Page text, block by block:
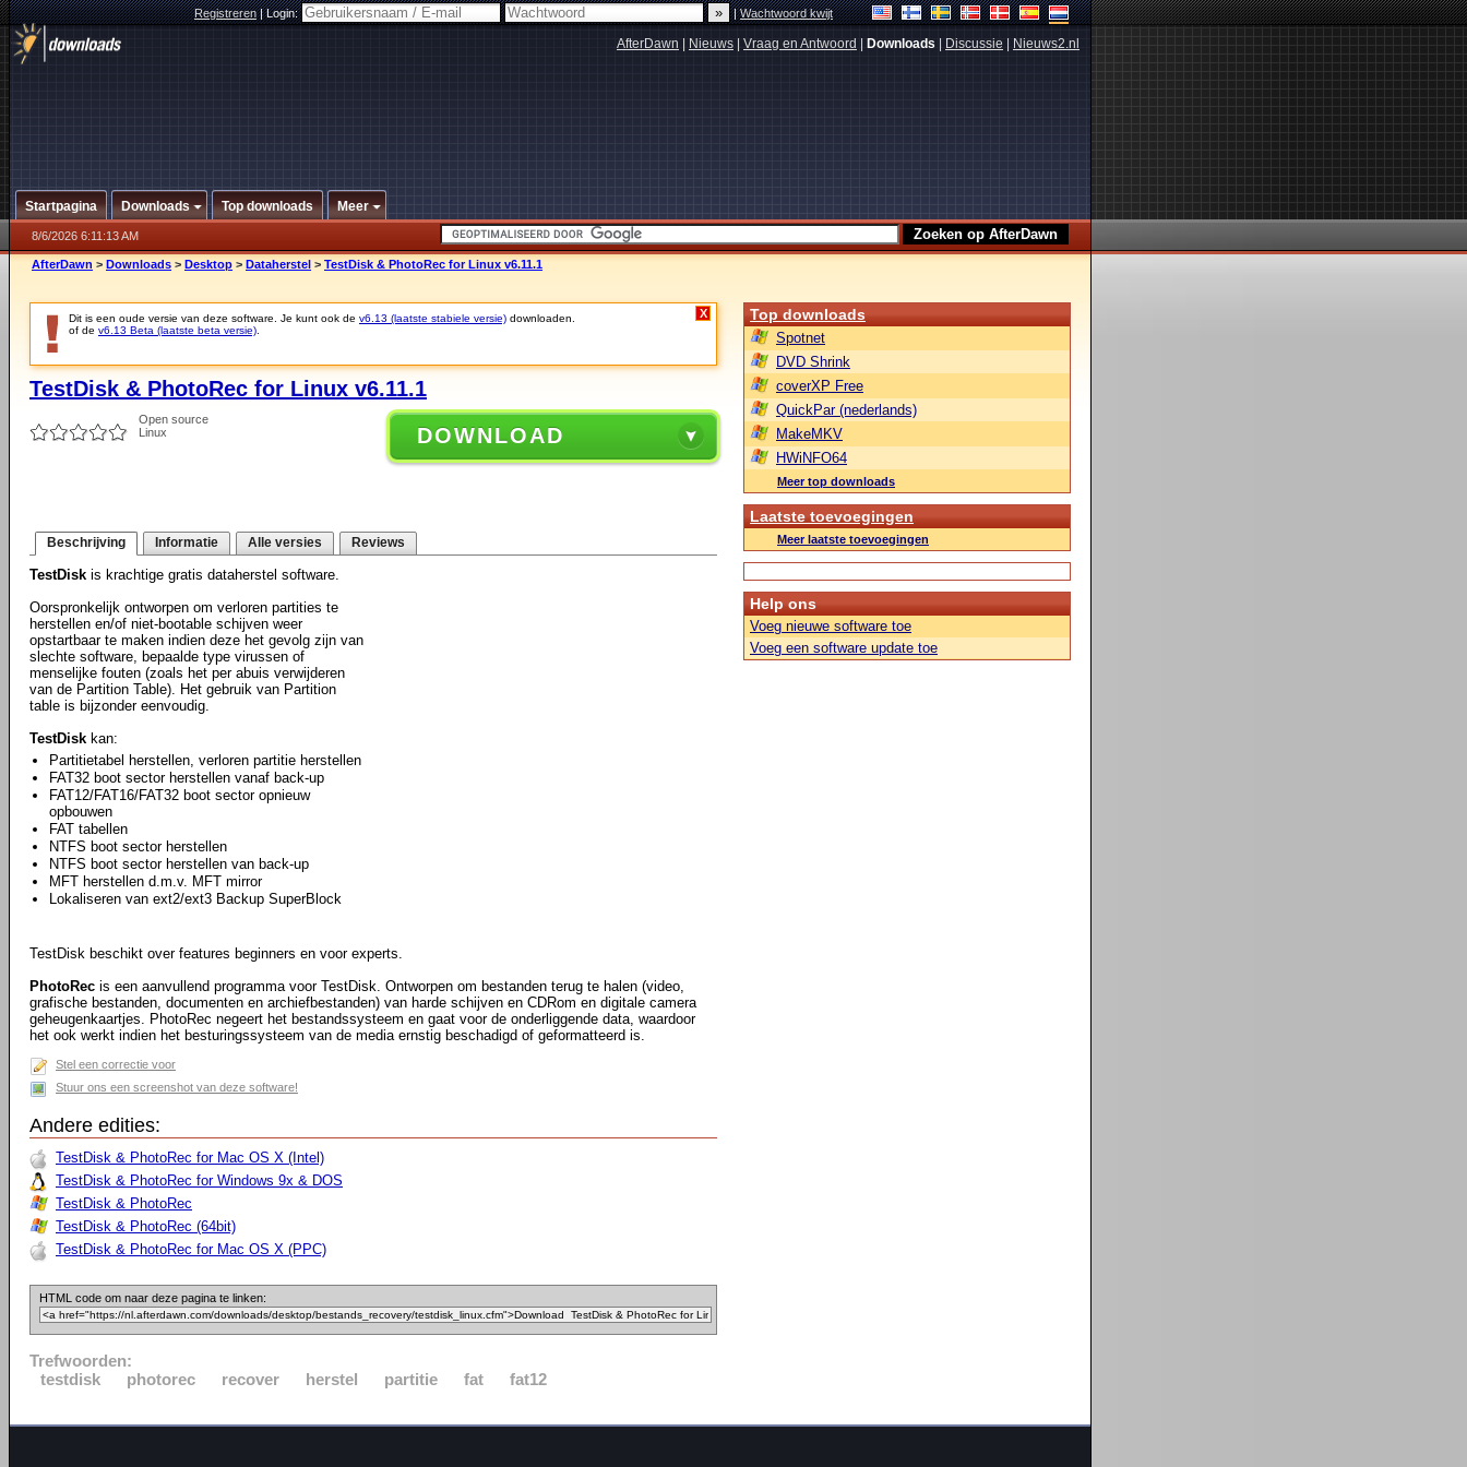
Registreren|Login: |Wachtwoord kwijt
AfterDawn Nieuws Vraag en Antwoord Downloads Discussie Nieuws2.nl
Startpagina Downloads Top downloads Meer
8/6/2026 6:11:13 AM
AfterDawn > Downloads > Desktop > Dataherstel > TestDisk & PhotoRec for Linux v6.11.1
Dit is een oude versie van deze software. Je kunt ook de v6.13 (laatste stabiele versie) downloaden.
of de v6.13 Beta (laatste beta versie)
X
TestDisk & PhotoRec for Linux v6.11.1
Open source
Linux
DOWNLOAD
Beschrijving Informatie Alle versies Reviews
TestDisk is krachtige gratis dataherstel software.
Oorspronkelijk ontworpen om verloren partities te
herstellen en/of niet-bootable schijven weer
opstartbaar te maken indien deze het gevolg zijn van
slechte software, bepaalde type virussen of
menselijke fouten (zoals het per abuis verwijderen
van de Partition Table). Het gebruik van Partition
table is bijzonder eenvoudig.
TestDisk kan:
Partitietabel herstellen, verloren partitie herstellen
FAT32 boot sector herstellen vanaf back-up
FAT12/FAT16/FAT32 boot sector opnieuw
opbouwen
FAT tabellen
NTFS boot sector herstellen
NTFS boot sector herstellen van back-up
MFT herstellen d.m.v. MFT mirror
Lokaliseren van ext2/ext3 Backup SuperBlock
TestDisk beschikt over features beginners en voor experts.
PhotoRec is een aanvullend programma voor TestDisk. Ontworpen om bestanden terug te halen (video,
grafische bestanden, documenten en archiefbestanden) van harde schijven en CDRom en digitale camera
geheugenkaartjes. PhotoRec negeert het bestandssysteem en gaat voor de onderliggende data, waardoor
het ook werkt indien het besturingssysteem van de media ernstig beschadigd of geformatteerd is.
Stel een correctie voor
Stuur ons een screenshot van deze software!
Andere edities:
TestDisk & PhotoRec for Mac OS X (Intel)
TestDisk & PhotoRec for Windows 9x & DOS
TestDisk & PhotoRec
TestDisk & PhotoRec (64bit)
TestDisk & PhotoRec for Mac OS X (PPC)
HTML code om naar deze pagina te linken:
Trefwoorden:
testdisk
photorec recover herstel partitie fat fat12
Top downloads
Spotnet
DVD Shrink
coverXP Free
QuickPar (nederlands)
MakeMKV
HWiNFO64
Meer top downloads
Laatste toevoegingen
Meer laatste toevoegingen
Help ons
Voeg nieuwe software toe
Voeg een software update toe